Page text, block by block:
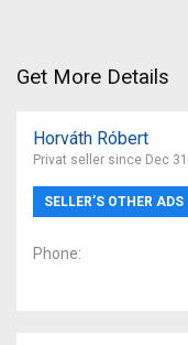
Get More Details
Horváth Róbert
Privat seller since Dec
SELLER’S OTHER ADS
Phone